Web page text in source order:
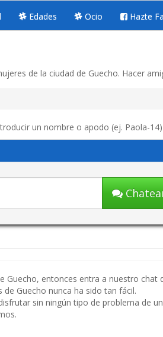
Edades Ocio Hazte
de la ciudad de Guecho. Hacer
un nombre o apodo (ej. Paola-
Guecho, entonces entra a nuestro
Guecho nunca ha sido tan fácil.
sin ningún tipo de problema de